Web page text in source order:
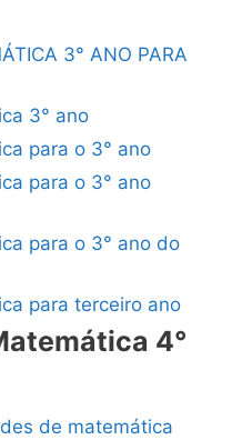
3° ANO PARA
3° ano
para o 3° ano
para o 3° ano
para o 3° ano do
para terceiro ano
4°
de matemática